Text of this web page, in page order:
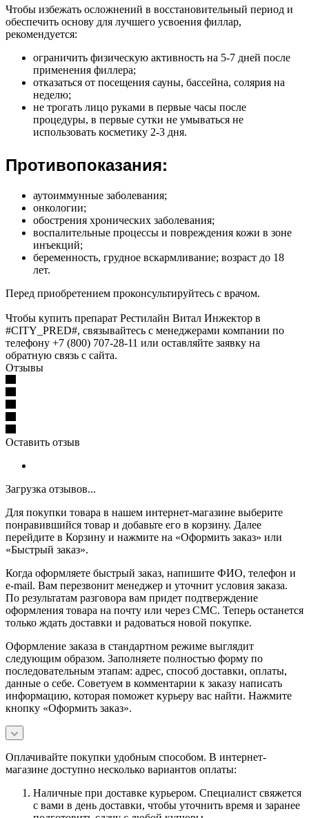
Чтобы избежать осложнений в восстановительный период и
обеспечить основу для лучшего усвоения филлар,
рекомендуется:
ограничить физическую активность на 5-7 дней после
применения филлера;
отказаться от посещения сауны, бассейна, солярия на
неделю;
не трогать лицо руками в первые часы после
процедуры, в первые сутки не умываться не
использовать косметику 2-3 дня.
Противопоказания:
аутоиммунные заболевания;
онкологии;
обострения хронических заболевания;
воспалительные процессы и повреждения кожи в зоне
инъекций;
беременность, грудное вскармливание; возраст до 18
лет.
Перед приобретением проконсультируйтесь с врачом.
Чтобы купить препарат Рестилайн Витал Инжектор в
#CITY_PRED#, связывайтесь с менеджерами компании по
телефону +7 (800) 707-28-11 или оставляйте заявку на
обратную связь с сайта.
Отзывы
Оставить отзыв
Загрузка отзывов...
Для покупки товара в нашем интернет-магазине выберите
понравившийся товар и добавьте его в корзину. Далее
перейдите в Корзину и нажмите на «Оформить заказ» или
«Быстрый заказ».
Когда оформляете быстрый заказ, напишите ФИО, телефон и
e-mail. Вам перезвонит менеджер и уточнит условия заказа.
По результатам разговора вам придет подтверждение
оформления товара на почту или через СМС. Теперь останется
только ждать доставки и радоваться новой покупке.
Оформление заказа в стандартном режиме выглядит
следующим образом. Заполняете полностью форму по
последовательным этапам: адрес, способ доставки, оплаты,
данные о себе. Советуем в комментарии к заказу написать
информацию, которая поможет курьеру вас найти. Нажмите
кнопку «Оформить заказ».
Оплачивайте покупки удобным способом. В интернет-
магазине доступно несколько вариантов оплаты:
Наличные при доставке курьером. Специалист свяжется
с вами в день доставки, чтобы уточнить время и заранее